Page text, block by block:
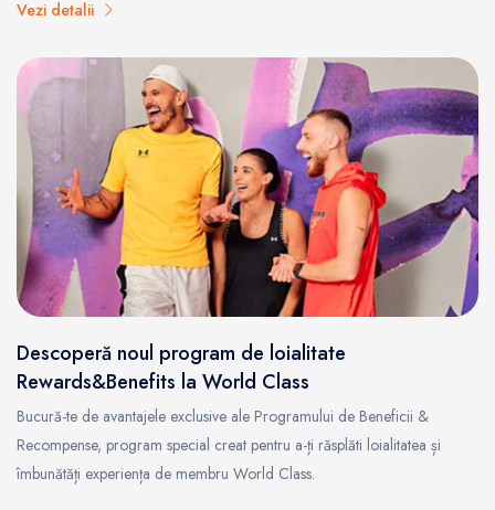
Vezi detalii
Descoperă noul program de loialitate
Rewards&Benefits la World Class
Bucură-te de avantajele exclusive ale Programului de Beneficii &
Recompense, program special creat pentru a-ți răsplăti loialitatea și
îmbunătăți experiența de membru World Class.